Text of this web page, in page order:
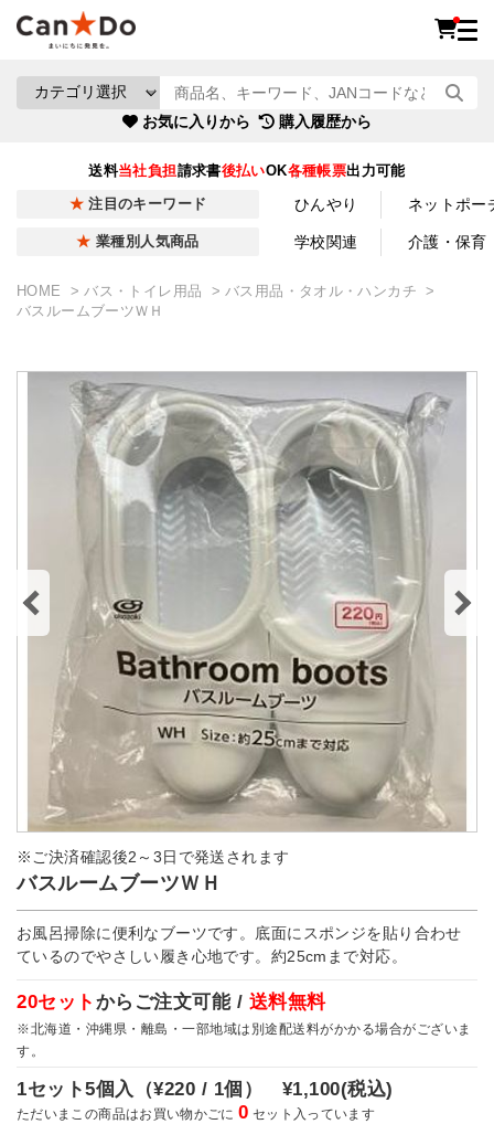
お気に入りから 購入履歴から
送料当社負担請求書後払いOK各種帳票出力可能
注目のキーワード ひんやり ネットポー
業種別人気商品 学校関連 介護・保育
HOME バス・トイレ用品
バス用品・タオル・ハンカチ
バスルームブーツＷＨ
※ご決済確認後2～3日で発送されます
バスルームブーツＷＨ
お風呂掃除に便利なブーツです。底面にスポンジを貼り合わせ
ているのでやさしい履き心地です。約25cmまで対応。
20セット からご注文可能 / 送料無料
※北海道・沖縄県・離島・一部地域は別途配送料がかかる場合がございま
す。
1セット5個入（¥220 / 1個） ¥1,100(税込)
ただいまこの商品はお買い物かごに0 セット入っています